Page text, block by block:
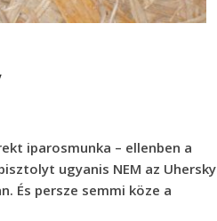
iparosmunka – ellenben a
ugyanis NEM az Uhersky
És persze semmi köze a